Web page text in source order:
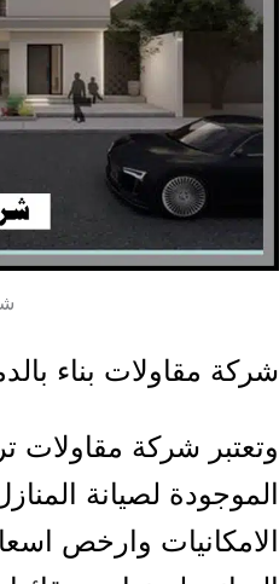
شركة مقاولات بناء
وتعتبر شركة مقاولات
الموجودة لصيانة
الامكانيات وارخص